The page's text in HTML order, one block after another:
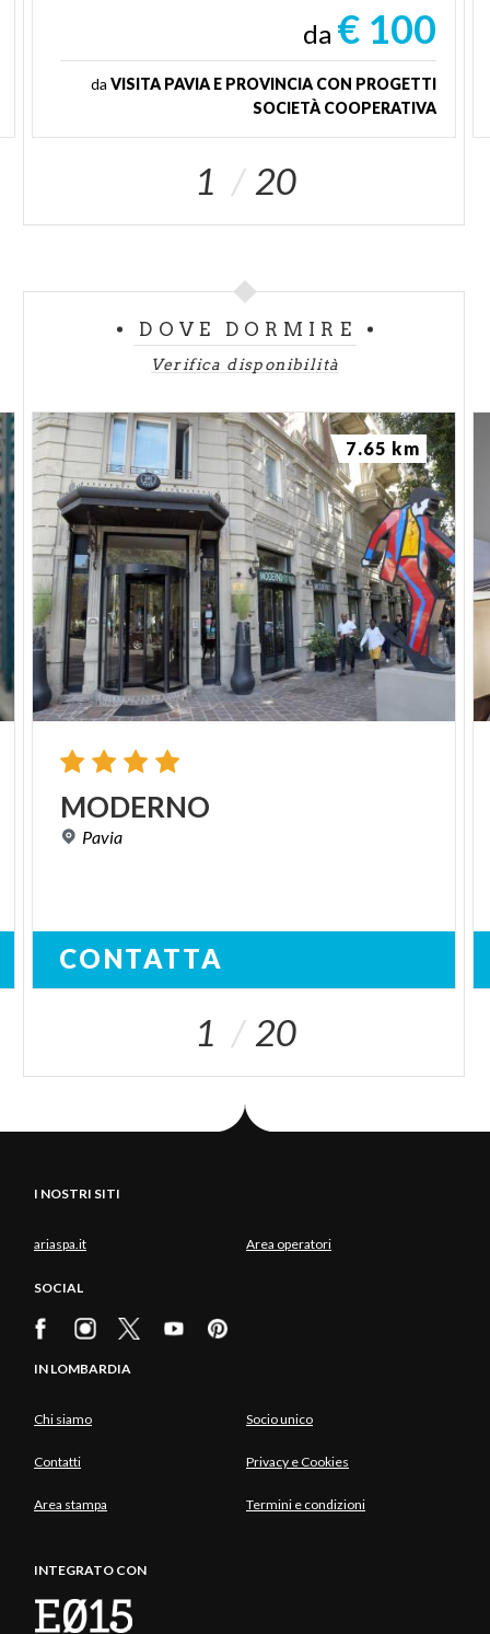
da € 100
da VISITA PAVIA E PROVINCIA CON PROGETTI
SOCIETÀ COOPERATIVA
1 20
DOVE DORMIRE
Verifica disponibilità
MODERNO
Pavia
CONTATTA
7.65 km
1 20
I NOSTRI SITI
ariaspa.it Area operatori
SOCIAL
IN LOMBARDIA
Chi siamo Socio unico
Contatti Privacy e Cookies
Area stampa Termini e condizioni
INTEGRATO CON